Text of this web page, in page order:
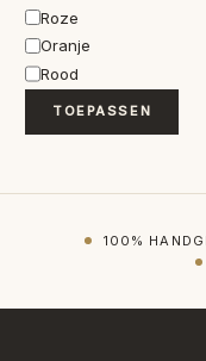
Kleur
Roze
Oranje
Rood
TOEPASSEN
100%